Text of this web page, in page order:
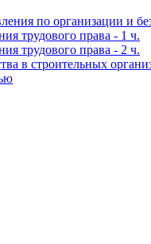
по организации и
трудового права - 1 ч.
трудового права - 2 ч.
в строительных